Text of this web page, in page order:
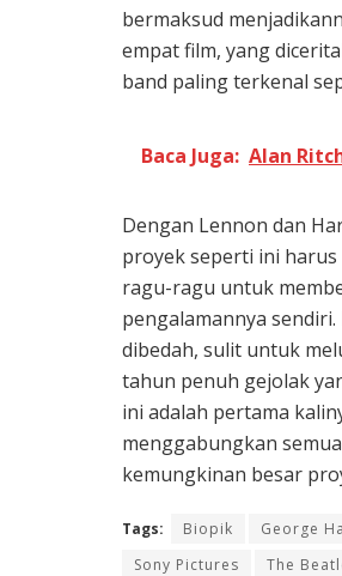
bermaksud
empat film, yang
band paling terkenal
Baca Juga: Alan
Dengan Lennon dan
proyek seperti ini harus
ragu-ragu untuk
pengalamannya sendiri.
dibedah, sulit untuk
tahun penuh gejolak
ini adalah pertama
menggabungkan
kemungkinan besar
Tags: Biopik George
Sony Pictures
The